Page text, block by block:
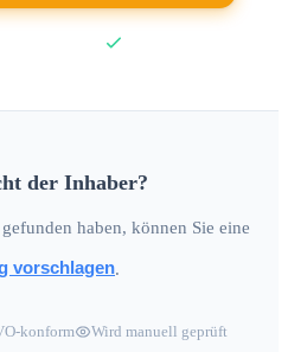
der Inhaber?
haben, können Sie eine
vorschlagen
konform Wird manuell geprüft